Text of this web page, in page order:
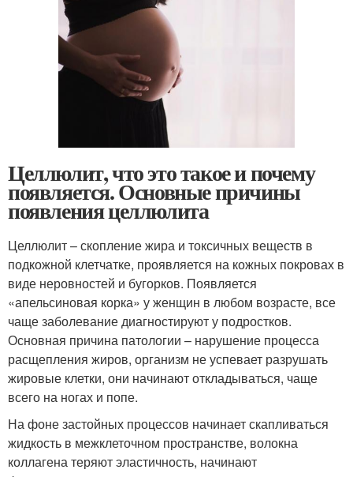
Целлюлит, что это такое и почему
появляется. Основные причины
появления целлюлита
Целлюлит – скопление жира и токсичных веществ в
подкожной клетчатке, проявляется на кожных покровах в
виде неровностей и бугорков. Появляется
«апельсиновая корка» у женщин в любом возрасте, все
чаще заболевание диагностируют у подростков.
Основная причина патологии – нарушение процесса
расщепления жиров, организм не успевает разрушать
жировые клетки, они начинают откладываться, чаще
всего на ногах и попе.
На фоне застойных процессов начинает скапливаться
жидкость в межклеточном пространстве, волокна
коллагена теряют эластичность, начинают